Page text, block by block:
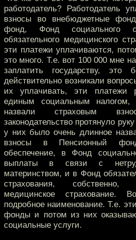
работодатель? Работодатель
взносы во внебюджетные
фонд, Фонд социального
обязательного медицинского
эти платежи уплачиваются,
это много. Т.е. вот 100 000 мне
заплатить государству,
действительно возникали
их уплачивать, эти платежи
единым социальным
назвали страховым
законодательство протянуло
у них было очень длинное
взносы в Пенсионный
обеспечение, в Фонд
выплаты в связи с
материнством, и в Фонд
страхования, собственно,
медицинское страхование.
подробное наименование. Т.е.
фонды и потом из них
социальные услуги.